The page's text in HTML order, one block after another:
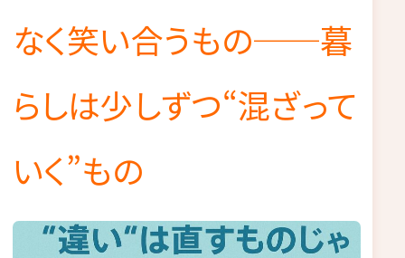
なく笑い合うもの──暮
らしは少しずつ“混ざって
いく”もの